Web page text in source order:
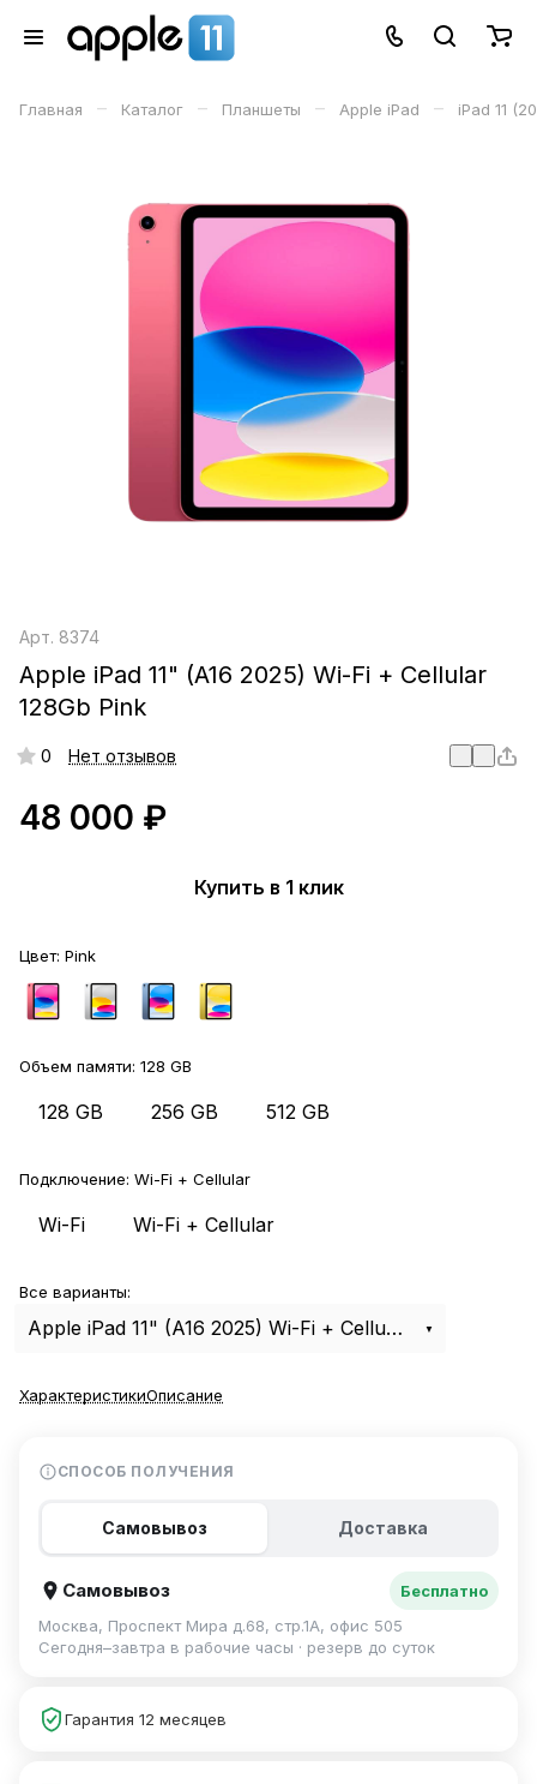
Главная – Каталог – Планшеты – Apple iPad – iPad 11
Арт. 8374
Apple iPad 11" (A16 2025) Wi-Fi + Cellular
128Gb Pink
0 Нет отзывов
48 000 ₽
Купить в 1 клик
Цвет: Pink
Объем памяти: 128 GB
128 GB 256 GB 512 GB
Подключение: Wi-Fi + Cellular
Wi-Fi Wi-Fi + Cellular
Все варианты:
Apple iPad 11" (A16 2025) Wi-Fi + Cellular 128Gb Pink
ХарактеристикиОписание
СПОСОБ ПОЛУЧЕНИЯ
Самовывоз Доставка
Самовывоз
Бесплатно
Москва, Проспект Мира д.68, стр.1А, офис 505
Сегодня–завтра в рабочие часы · резерв до суток
Гарантия 12 месяцев